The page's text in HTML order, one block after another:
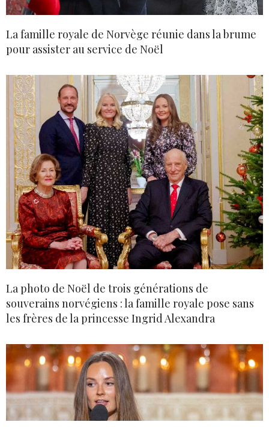
La famille royale de Norvège réunie dans la brume
pour assister au service de Noël
La photo de Noël de trois générations de
souverains norvégiens : la famille royale pose sans
les frères de la princesse Ingrid Alexandra